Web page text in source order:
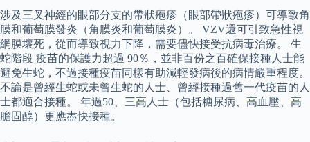
涉及三叉神經的眼部分支的帶狀疱疹（眼部帶狀疱疹）可導致角
膜和葡萄膜發炎（角膜炎和葡萄膜炎）。 VZV還可引致急性視
網膜壞死，從而導致視力下降，需要儘快接受抗病毒治療。 生
蛇階段 疫苗的保護力超過 90％，並非百份之百確保接種人士能
避免生蛇，不過接種疫苗同樣有助減輕發病後的病情嚴重程度。
不論是曾經生蛇或未曾生蛇的人士、曾經接種過舊一代疫苗的人
士都適合接種。 年過50、三高人士（包括糖尿病、高血壓、高
膽固醇）更應盡快接種。